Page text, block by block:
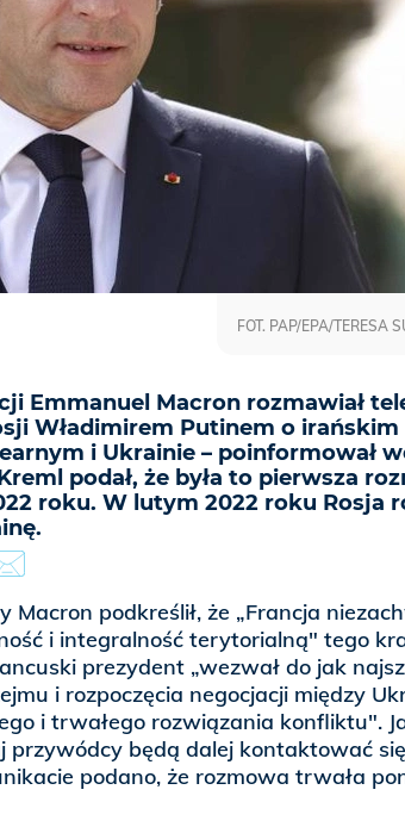
Emmanuel Macron rozmawiał
Władimirem Putinem o irańskim
i Ukrainie – poinformował
podał, że była to pierwsza
roku. W lutym 2022 roku Rosja
FOT. PAP/EPA/TERESA
Macron podkreślił, że „Francja
i integralność terytorialną" tego
prezydent „wezwał do jak
i rozpoczęcia negocjacji między
i trwałego rozwiązania konfliktu".
przywódcy będą dalej kontaktować
podano, że rozmowa trwała